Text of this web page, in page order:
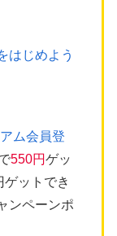
はじめよう
ム会員登
550円ゲッ
ゲットでき
ンペーンポ